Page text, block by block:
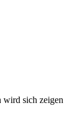
sich zeigen